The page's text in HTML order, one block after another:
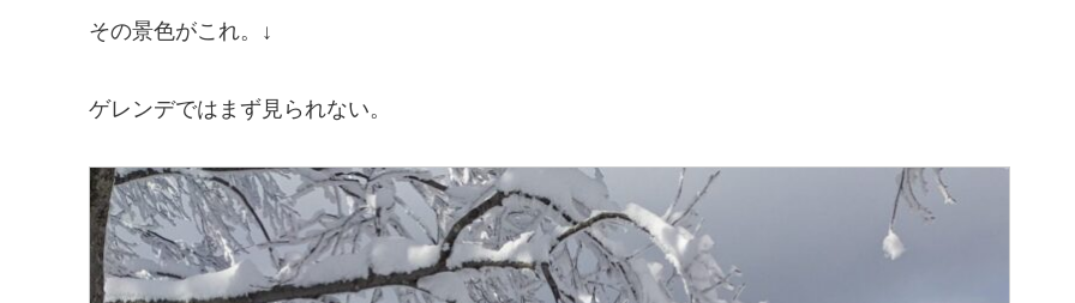
その景色がこれ。↓
ゲレンデではまず見られない。